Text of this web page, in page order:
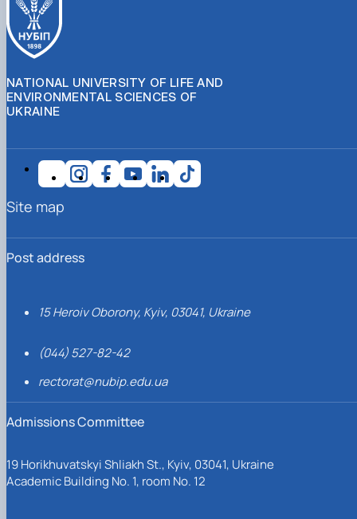
NATIONAL UNIVERSITY OF LIFE AND
ENVIRONMENTAL SCIENCES OF
UKRAINE
Post address
15 Heroiv Oborony, Kyiv, 03041, Ukraine
(044) 527-82-42
rectorat@nubip.edu.ua
Admissions Committee
19 Horikhuvatskyi Shliakh St., Kyiv, 03041, Ukraine
Academic Building No. 1, room No. 12
Site map